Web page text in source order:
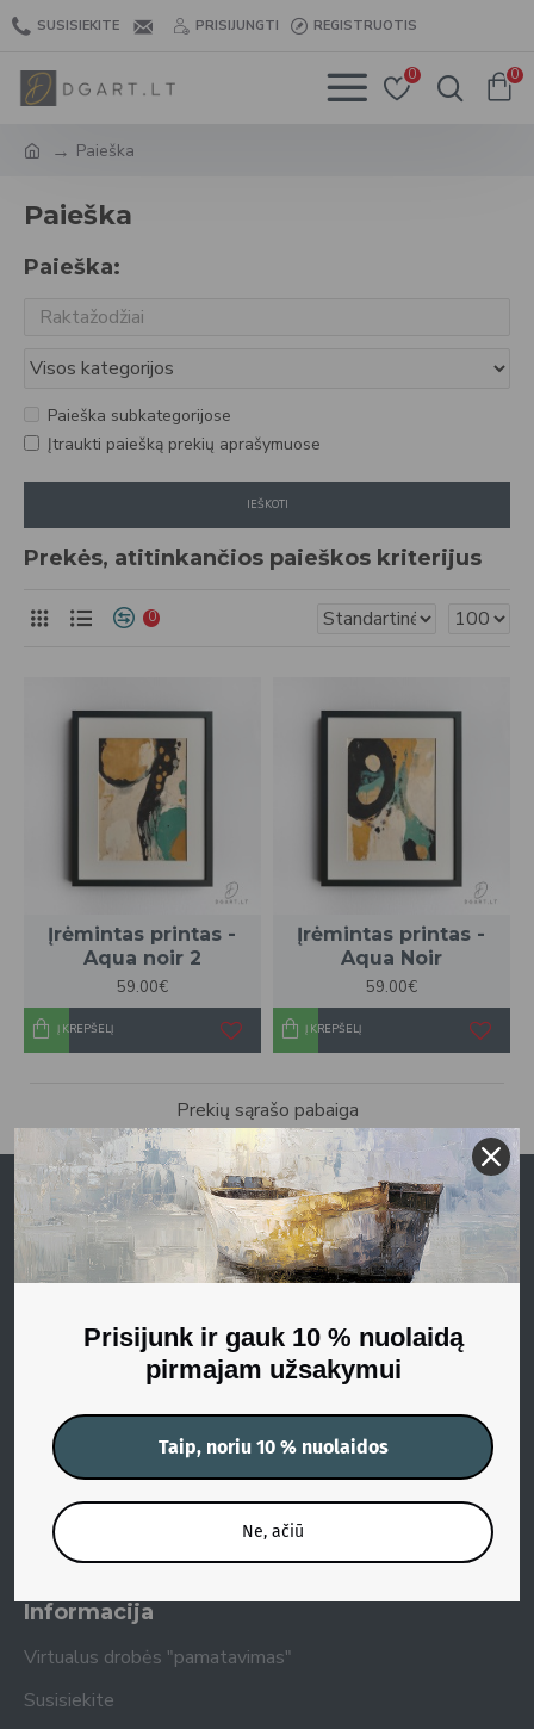
SUSISIEKITE PRISIJUNGTI REGISTRUOTIS
0 0
Paieška
Paieška
Paieška:
Paieška subkategorijose
Įtraukti paiešką prekių aprašymuose
IEŠKOTI
Prekės, atitinkančios paieškos kriterijus
0
Įrėmintas printas -
Aqua noir 2
59.00€
Į KREPŠELĮ
Įrėmintas printas -
Aqua Noir
59.00€
Į KREPŠELĮ
Prekių sąrašo pabaiga
Kategorijos
Visi paveikslai
Abstraktūs paveikslai
Gamtos paveikslai
Portretų paveikslai
Personažų paveikslai
Porų paveikslai
Milimalizmo paveikslai
Siurrealistiniai paveikslai
Informacija
Virtualus drobės "pamatavimas"
Susisiekite
Prisijunk ir gauk 10 % nuolaidą
pirmajam užsakymui
Taip, noriu 10 % nuolaidos
Ne, ačiū